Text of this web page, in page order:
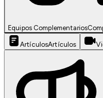
Equipos Complementarios
ArtículosArtículos